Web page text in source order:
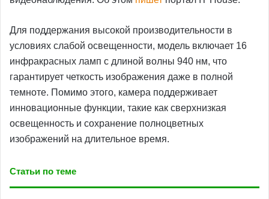
Для поддержания высокой производительности в
условиях слабой освещенности, модель включает 16
инфракрасных ламп с длиной волны 940 нм, что
гарантирует четкость изображения даже в полной
темноте. Помимо этого, камера поддерживает
инновационные функции, такие как сверхнизкая
освещенность и сохранение полноцветных
изображений на длительное время.
Статьи по теме